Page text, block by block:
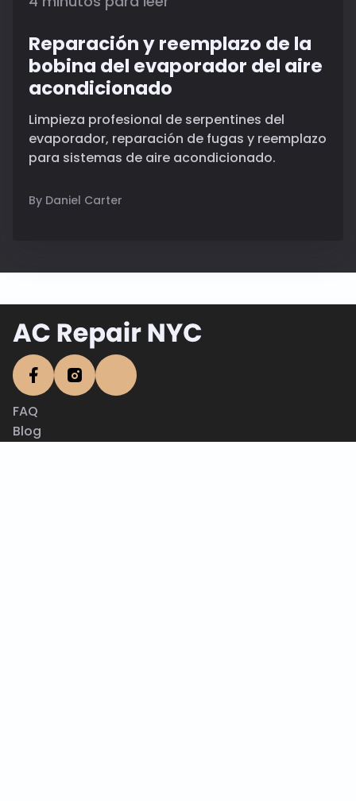
Reparación y reemplazo de la
bobina del evaporador del aire
acondicionado
Limpieza profesional de serpentines del
evaporador, reparación de fugas y reemplazo
para sistemas de aire acondicionado.
By Daniel Carter
FAQ
Blog